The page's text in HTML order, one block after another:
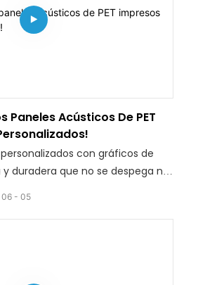
estándar se adaptan a la
acústicos verticales del
Paneles Acústicos De PET
con gráficos de
y duradera que no se despega ni
para una fácil instalación en
personalizada OEM,
06 05